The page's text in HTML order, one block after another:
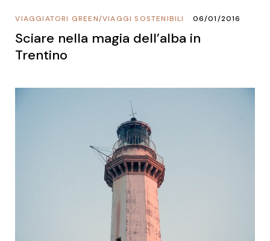
VIAGGI SOSTENIBILI
/
VIAGGIATORI GREEN 06/01/2016
Sciare nella magia dell’alba in
Trentino